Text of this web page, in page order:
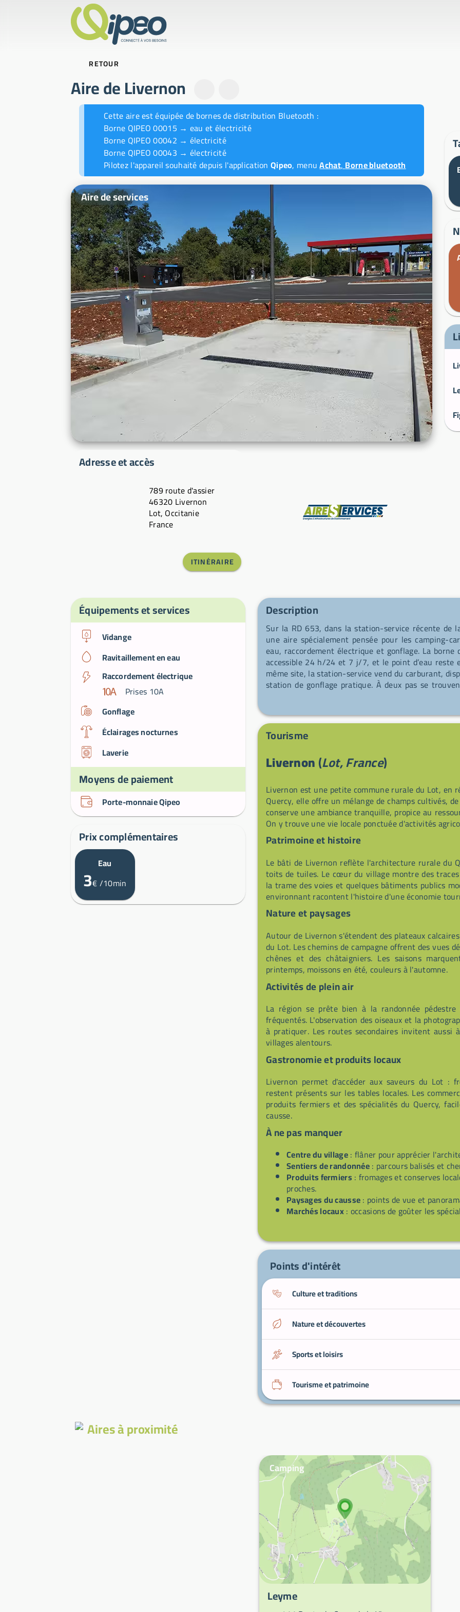
RETOUR
Aire de Livernon
Fil-info des actualités
Cette aire est équipée de bornes de distribution Bluetooth :
Borne QIPEO 00015 → eau et électricité
Borne QIPEO 00042 → électricité
Borne QIPEO 00043 → électricité
Pilotez l'appareil souhaité depuis l'application Qipeo, menuAchat,Borne bluetooth
Photos d'illustration
Aire de services
Adresse et accès
789 route d'assier
46320 Livernon
Lot, Occitanie
France
ITINÉRAIRE
Fabricant
Équipements et services
Vidange
Ravitaillement en eau
Raccordement électrique
Prises 10A
Gonflage
Éclairages nocturnes
Laverie
Moyens de paiement
Porte-monnaie Qipeo
Prix complémentaires
Eau
3€/10min
Description
Sur la RD 653, dans la station-service récente de
une aire spécialement pensée pour les camping-
eau, raccordement électrique et gonflage. La
accessible 24 h/24 et 7 j/7, et le point d’eau reste
même site, la station-service vend du carburant,
station de gonflage pratique. À deux pas se
quelques restaurants offrant des spécialités
économique local. Situé à 328 m d’altitude et
du Quercy (Géoparc mondial), ce point est idéal
et reprise de la route en toute simplicité.
Tourisme
Livernon(Lot, France)
Livernon est une petite commune rurale du Lot, en
Quercy, elle offre un mélange de champs cultivés,
conserve une ambiance tranquille, propice au
On y trouve une vie locale ponctuée d'activités
Patrimoine et histoire
Le bâti de Livernon reflète l'architecture rurale du
toits de tuiles. Le cœur du village montre des
la trame des voies et quelques bâtiments publics
environnant racontent l'histoire d'une économie
Nature et paysages
Autour de Livernon s'étendent des plateaux
du Lot. Les chemins de campagne offrent des vues
chênes et des châtaigniers. Les saisons
printemps, moissons en été, couleurs à l'automne.
Activités de plein air
La région se prête bien à la randonnée
fréquentés. L'observation des oiseaux et la
à pratiquer. Les routes secondaires invitent
villages alentours.
Gastronomie et produits locaux
Livernon permet d'accéder aux saveurs du Lot :
restent présents sur les tables locales. Les
produits fermiers et des spécialités du Quercy,
causse.
À ne pas manquer
Centre du village: flâner pour apprécier
Sentiers de randonnée: parcours balisés et
Produits fermiers : fromages et conserves
proches.
Paysages du causse: points de vue et
Marchés locaux: occasions de goûter les
Points d'intérêt
Culture et traditions
Nature et découvertes
Sports et loisirs
Tourisme et patrimoine
Aires à proximité
Camping
Leyme